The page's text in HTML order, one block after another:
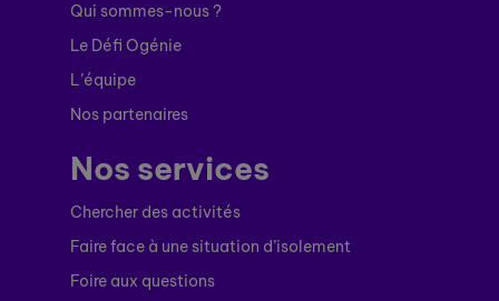
Qui sommes-nous ?
Le Défi Ogénie
L’équipe
Nos partenaires
Nos services
Chercher des activités
Faire face à une situation d’isolement
Foire aux questions